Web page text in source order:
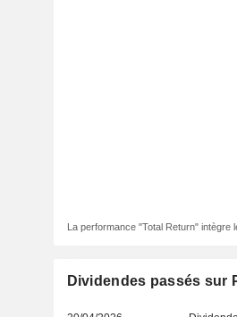
La performance "Total Return" intègre
Dividendes passés sur